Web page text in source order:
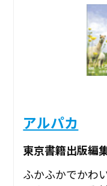
アルパカ
東京書籍出版編
ふかふかでかわ